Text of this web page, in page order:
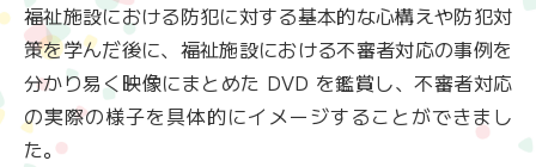
福祉施設における防犯に対する基本的な心構えや防犯対
策を学んだ後に、福祉施設における不審者対応の事例を
分かり易く映像にまとめた DVD を鑑賞し、不審者対応
の実際の様子を具体的にイメージすることができまし
た。